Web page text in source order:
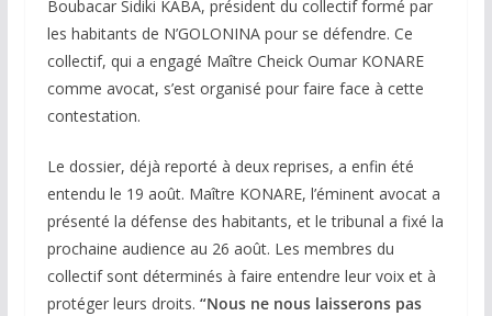
Boubacar Sidiki KABA, président du collectif formé par
les habitants de N’GOLONINA pour se défendre. Ce
collectif, qui a engagé Maître Cheick Oumar KONARE
comme avocat, s’est organisé pour faire face à cette
contestation.
Le dossier, déjà reporté à deux reprises, a enfin été
entendu le 19 août. Maître KONARE, l’éminent avocat a
présenté la défense des habitants, et le tribunal a fixé la
prochaine audience au 26 août. Les membres du
collectif sont déterminés à faire entendre leur voix et à
protéger leurs droits. “Nous ne nous laisserons pas